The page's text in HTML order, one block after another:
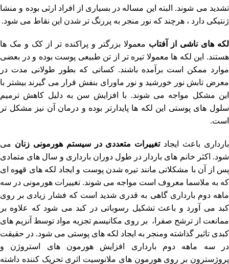
تشدید می شوند. البته این مساله در بسیاری از افراد ارثی بوده و منشا
ژنتیکی دارد ، هرچند که نور منجر به پررنگ تر شدن این نقاط می شود.
لکه های ناشی از آفتاب معمولا بزرگتر و پراکنده تر از کک و مک ها
هستند. این لکه ها معمولا تیره تر از تن طبیعی پوست بوده و در بعضی
موارد ممکن است برآمده باشند. کسانی که بطور طولانی مدت در
معرض تابش نور خورشید و نور ماورای بنفش قرار می گیرند بیشتر با
این مشکل مواجه می شوند. با افزایش سن به دلیل کاهش ترمیم
سلول های پوستی این لکه ها پایدارتر بوده و درمان آن نیز مشکل تر
است.
بارداری باعث ایجادتغییرات متعددی در سیستم هورمونی زنان می
شود. اکثر خانم های باردار در طول دوران بارداری و سال های متمادی
پس از آن با مشکلاتی مانند تیره شدن پوست و ایجاد لکه های قهوه ای
که به ملاسما معروف است مواجه می شوند. تغییرات هورمونی در سه
ماهه دوم بارداری گاهی به قدری شدید است که فشار زیادی بر روی
کبد می آورد و باعث تشکیل رسوباتی در کبد می شود که علاوه بر
ممانعت از ترشح صفرا، بر روی مکانیسم تجزیه مواد توسط آنزیم های
کبدی تاثیر گذاشته ومنجر به ایجاد لکه های پوستی می شود. در حقیقت
در سه ماهه دوم بارداری افزایش هورمون های استروژن و
پروژسترون بر روی هورمون های ملانوسیت اثری تحریک کننده داشته